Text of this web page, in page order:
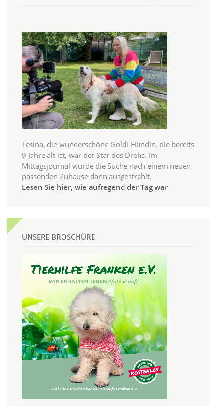
Tesina, die wunderschöne Goldi-Hündin, die bereits
9 Jahre alt ist, war der Star des Drehs. Im
Mittagsjournal wurde die Suche nach einem neuen
passenden Zuhause dann ausgestrahlt.
Lesen Sie hier, wie aufregend der Tag war
UNSERE BROSCHÜRE